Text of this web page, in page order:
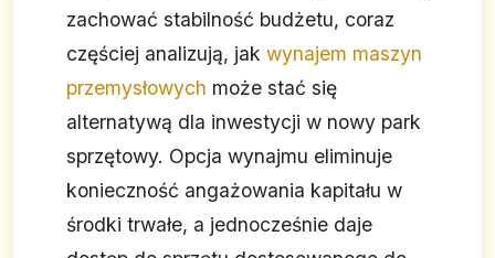
zachować stabilność budżetu, coraz
częściej analizują, jak wynajem maszyn
przemysłowych może stać się
alternatywą dla inwestycji w nowy park
sprzętowy. Opcja wynajmu eliminuje
konieczność angażowania kapitału w
środki trwałe, a jednocześnie daje